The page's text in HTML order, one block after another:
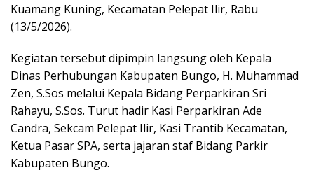
Kuamang Kuning, Kecamatan Pelepat Ilir, Rabu
(13/5/2026).
Kegiatan tersebut dipimpin langsung oleh Kepala
Dinas Perhubungan Kabupaten Bungo, H. Muhammad
Zen, S.Sos melalui Kepala Bidang Perparkiran Sri
Rahayu, S.Sos. Turut hadir Kasi Perparkiran Ade
Candra, Sekcam Pelepat Ilir, Kasi Trantib Kecamatan,
Ketua Pasar SPA, serta jajaran staf Bidang Parkir
Kabupaten Bungo.